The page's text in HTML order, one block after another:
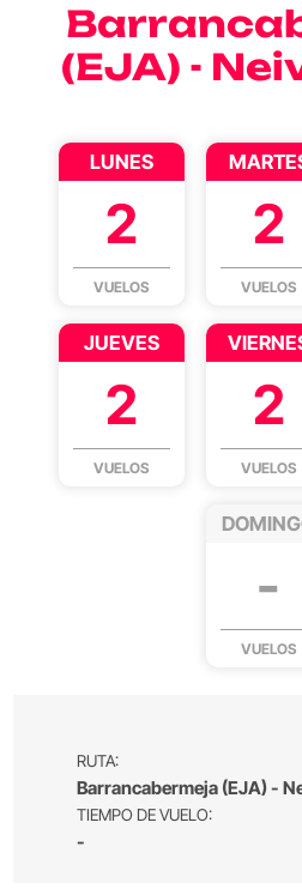
(EJA) -
LUNES
2
VUELOS
2
VUELOS
JUEVES
2
VUELOS
2
VUELOS
-
VUELOS
RUTA:
Barrancabermeja (EJA) -
TIEMPO DE VUELO:
-